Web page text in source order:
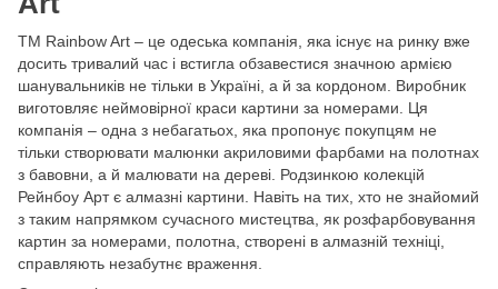
ТМ Rainbow Art – це одеська компанія, яка існує на ринку вже
досить тривалий час і встигла обзавестися значною армією
шанувальників не тільки в Україні, а й за кордоном. Виробник
виготовляє неймовірної краси картини за номерами. Ця
компанія – одна з небагатьох, яка пропонує покупцям не
тільки створювати малюнки акриловими фарбами на полотнах
з бавовни, а й малювати на дереві. Родзинкою колекцій
Рейнбоу Арт є алмазні картини. Навіть на тих, хто не знайомий
з таким напрямком сучасного мистецтва, як розфарбовування
картин за номерами, полотна, створені в алмазній техніці,
справляють незабутнє враження.